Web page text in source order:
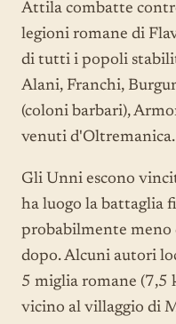
Attila combatte
legioni romane di
di tutti i popoli
Alani, Franchi,
(coloni barbari),
venuti d'Oltremanica.
Gli Unni escono
ha luogo la battaglia
probabilmente
dopo. Alcuni autori
5 miglia romane (7,5
vicino al villaggio di